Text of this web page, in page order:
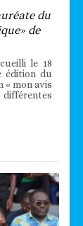
du
de
le 18
édition du
« mon avis